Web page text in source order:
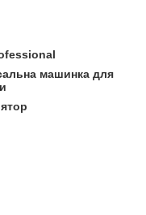
машинка для